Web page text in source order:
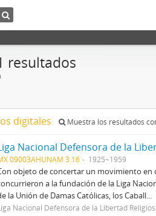
resultados
digitales Muestra los resultados
Nacional Defensora de la
09003AHUNAM 3.16 1925~1959
objeto de concertar un movimiento en
a la fundación de la Liga
la Unión de Damas Católicas, los Caball...
Nacional Defensora de la Libertad